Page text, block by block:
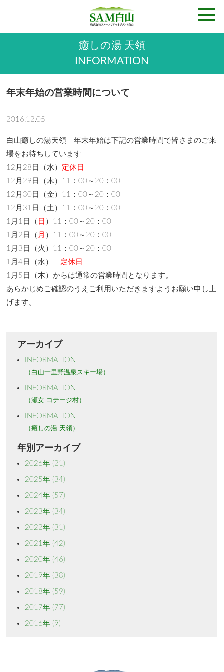
癒しの湯 天領
INFORMATION
年末年始の営業時間について
2016.12.05
白山癒しの湯天領 年末年始は下記の営業時間で皆さまのご来
場をお待ちしています
12月28日（水） 定休日
12月29日（木）11：00～20：00
12月30日（金）11：00～20：00
12月31日（土）11：00～20：00
1月1日（ 日 ）11：00～20：00
1月2日（ 月 ）11：00～20：00
1月3日（火）11：00～20：00
1月4日（水） 定休日
1月5日（木）からは通常の営業時間となります。
あらかじめご確認のうえご利用いただきますようお願い申し上
げます。
アーカイブ
INFORMATION
（白山一里野温泉スキー場）
INFORMATION
（瀬女 コテージ村）
INFORMATION
（癒しの湯 天領）
年別アーカイブ
2026年 (21)
2025年 (34)
2024年 (57)
2023年 (34)
2022年 (31)
2021年 (42)
2020年 (46)
2019年 (38)
2018年 (59)
2017年 (77)
2016年 (9)